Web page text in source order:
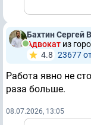
Бахтин Сергей
Адвокат из
4.8 23677
Работа явно не
раза больше.
08.07.2026, 13:05